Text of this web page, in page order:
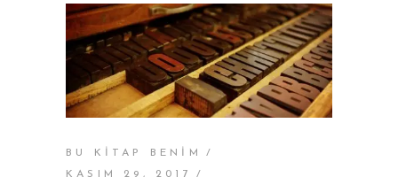
BU KİTAP BENİM
KASIM 29, 2017